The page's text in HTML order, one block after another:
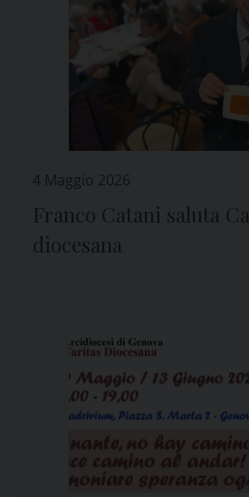
4 Maggio 2026
Franco Catani saluta
diocesana